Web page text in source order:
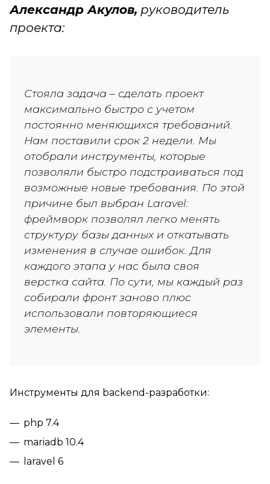
Александр Акулов, руководитель
проекта:
Стояла задача – сделать проект
максимально быстро с учетом
постоянно меняющихся требований.
Нам поставили срок 2 недели. Мы
отобрали инструменты, которые
позволяли быстро подстраиваться под
возможные новые требования. По этой
причине был выбран Laravel:
фреймворк позволял легко менять
структуру базы данных и откатывать
изменения в случае ошибок. Для
каждого этапа у нас была своя
верстка сайта. По сути, мы каждый раз
собирали фронт заново плюс
использовали повторяющиеся
элементы.
Инструменты для backend-разработки:
php 7.4
mariadb 10.4
laravel 6